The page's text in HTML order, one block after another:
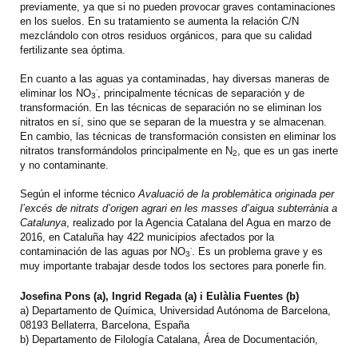
previamente, ya que si no pueden provocar graves contaminaciones
en los suelos. En su tratamiento se aumenta la relación C/N
mezclándolo con otros residuos orgánicos, para que su calidad
fertilizante sea óptima.
En cuanto a las aguas ya contaminadas, hay diversas maneras de
eliminar los NO3
-, principalmente técnicas de separación y de
transformación. En las técnicas de separación no se eliminan los
nitratos en sí, sino que se separan de la muestra y se almacenan.
En cambio, las técnicas de transformación consisten en eliminar los
nitratos transformándolos principalmente en N2, que es un gas inerte
y no contaminante.
Según el informe técnicoAvaluació de la problemàtica originada per
l’excés de nitrats d’origen agrari en les masses d’aigua subterrània a
Catalunya, realizado por la Agencia Catalana del Agua en marzo de
2016, en Cataluña hay 422 municipios afectados por la
contaminación de las aguas por NO3
-. Es un problema grave y es
muy importante trabajar desde todos los sectores para ponerle fin.
Josefina Pons (a), Ingrid Regada (a) i Eulàlia Fuentes (b)
a) Departamento de Química, Universidad Autónoma de Barcelona,
08193 Bellaterra, Barcelona, España
b) Departamento de Filología Catalana, Área de Documentación,